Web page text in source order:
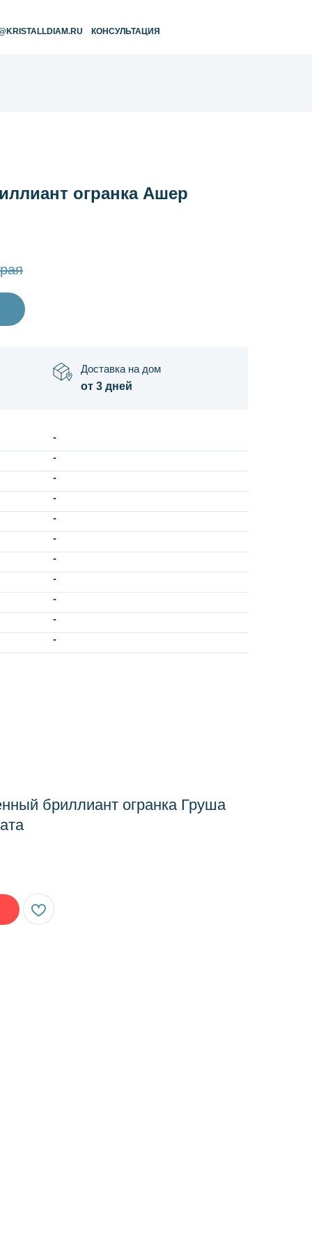
КОНСУЛЬТАЦИЯ
от 3 дней
Доставка на дом
огранка Ашер
-
-
-
-
-
-
-
-
-
-
-
бриллиант огранка Груша